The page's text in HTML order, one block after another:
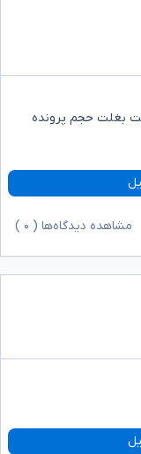
بغلت حجم پرونده
مشاهده دیدگاه‌ها ( ۰